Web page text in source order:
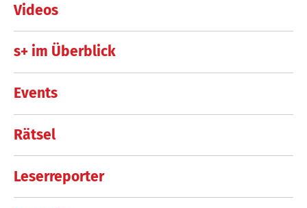
Videos
s+ im Überblick
Events
Rätsel
Leserreporter